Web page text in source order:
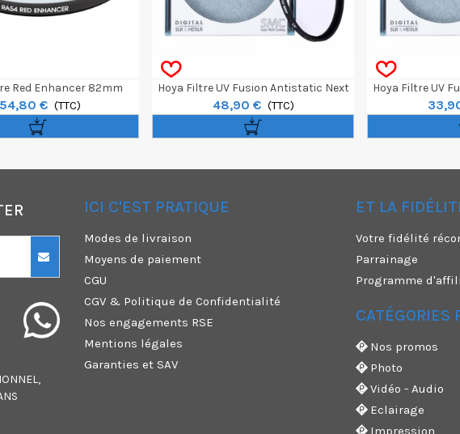
Red Enhancer 82mm
€ (TTC)
Hoya Filtre UV Fusion Antistatic Next
62mm
48,90 € (TTC)
Hoya Filtre UV
ICI C'EST PRATIQUE
Modes de livraison
Moyens de paiement
CGU
CGV & Politique de Confidentialité
Nos engagements RSE
Mentions légales
Garanties et SAV
ET LA
Votre fidélité
Parrainage
Programme
CATÉGORIES
Nos promos
Photo
Vidéo - Audio
Eclairage
Impression